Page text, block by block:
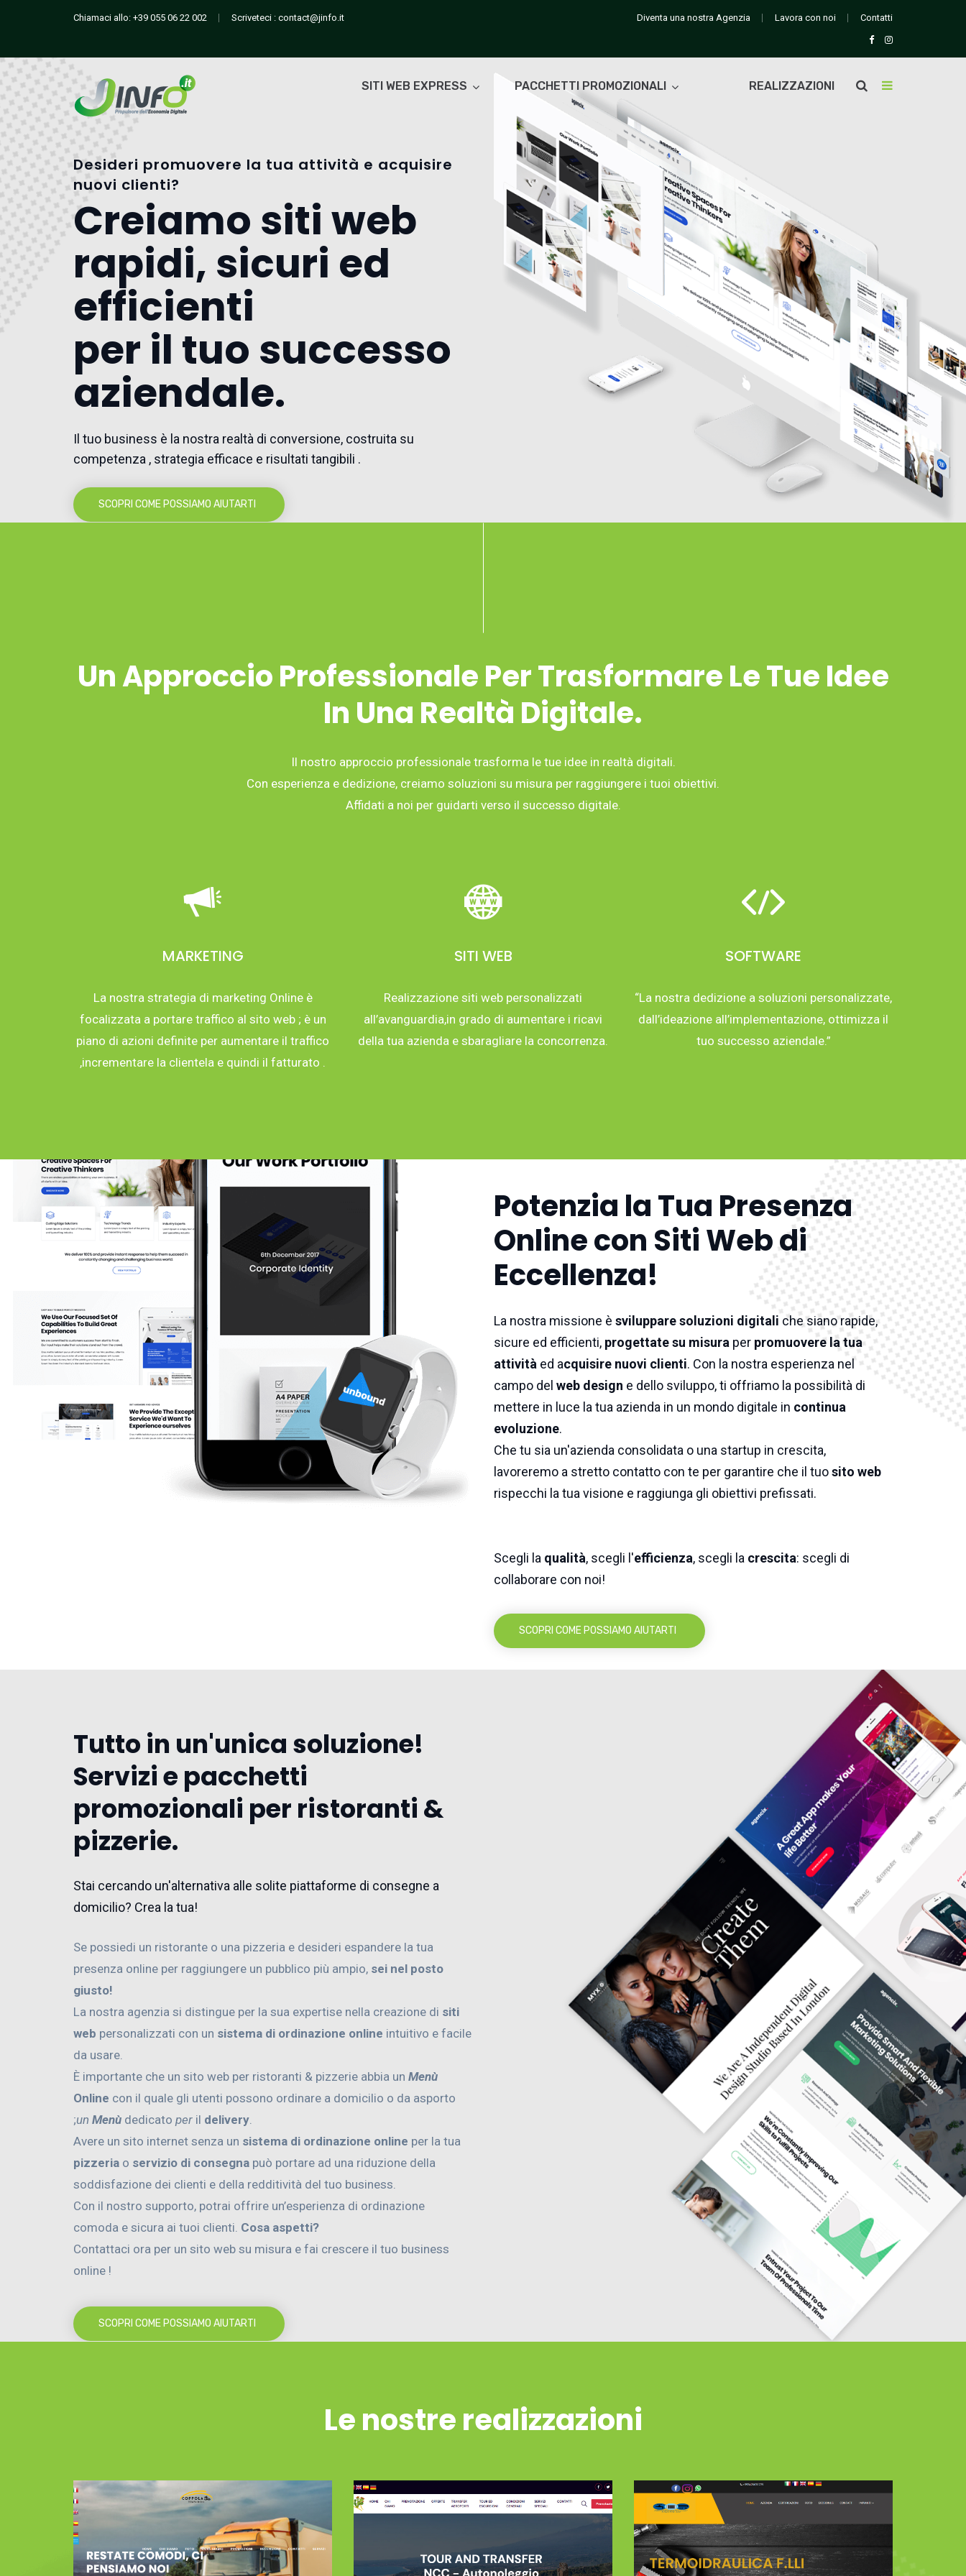
Chiamaci allo: +39 055 06 22 002 Scriveteci : contact@jinfo.it Diventa una nostra Agenzia Lavora con noi Contatti
SITI WEB EXPRESS PACCHETTI PROMOZIONALI REALIZZAZIONI
Desideri promuovere la tua attività e acquisire
nuovi clienti?
Creiamo siti web
rapidi, sicuri ed
efficienti
per il tuo successo
aziendale.
Il tuo business è la nostra realtà di conversione, costruita su
competenza , strategia efficace e risultati tangibili .
SCOPRI COME POSSIAMO AIUTARTI
Un Approccio Professionale Per Trasformare Le Tue Idee
In Una Realtà Digitale.
Il nostro approccio professionale trasforma le tue idee in realtà digitali.
Con esperienza e dedizione, creiamo soluzioni su misura per raggiungere i tuoi obiettivi.
Affidati a noi per guidarti verso il successo digitale.
MARKETING
La nostra strategia di marketing Online è
focalizzata a portare traffico al sito web ; è un
piano di azioni definite per aumentare il traffico
,incrementare la clientela e quindi il fatturato .
SITI WEB
Realizzazione siti web personalizzati
all’avanguardia,in grado di aumentare i ricavi
della tua azienda e sbaragliare la concorrenza.
SOFTWARE
“La nostra dedizione a soluzioni personalizzate,
dall’ideazione all’implementazione, ottimizza il
tuo successo aziendale.”
Potenzia la Tua Presenza
Online con Siti Web di
Eccellenza!
La nostra missione è sviluppare soluzioni digitali che siano rapide,
sicure ed efficienti, progettate su misura per promuovere la tua
attività ed acquisire nuovi clienti. Con la nostra esperienza nel
campo del web design e dello sviluppo, ti offriamo la possibilità di
mettere in luce la tua azienda in un mondo digitale in continua
evoluzione.
Che tu sia un'azienda consolidata o una startup in crescita,
lavoreremo a stretto contatto con te per garantire che il tuosito web
rispecchi la tua visione e raggiunga gli obiettivi prefissati.
Scegli la qualità, scegli l'efficienza, scegli la crescita: scegli di
collaborare con noi!
SCOPRI COME POSSIAMO AIUTARTI
Tutto in un'unica soluzione!
Servizi e pacchetti
promozionali per ristoranti &
pizzerie.
Stai cercando un'alternativa alle solite piattaforme di consegne a
domicilio? Crea la tua!
Se possiedi un ristorante o una pizzeria e desideri espandere la tua
presenza online per raggiungere un pubblico più ampio, sei nel posto
giusto!
La nostra agenzia si distingue per la sua expertise nella creazione di siti
web personalizzati con un sistema di ordinazione online intuitivo e facile
da usare.
È importante che un sito web per ristoranti & pizzerie abbia un Menù
Online con il quale gli utenti possono ordinare a domicilio o da asporto
;un Menù dedicato per il delivery.
Avere un sito internet senza un sistema di ordinazione online per la tua
pizzeria o servizio di consegna può portare ad una riduzione della
soddisfazione dei clienti e della redditività del tuo business.
Con il nostro supporto, potrai offrire un’esperienza di ordinazione
comoda e sicura ai tuoi clienti. Cosa aspetti?
Contattaci ora per un sito web su misura e fai crescere il tuo business
online !
SCOPRI COME POSSIAMO AIUTARTI
Le nostre realizzazioni